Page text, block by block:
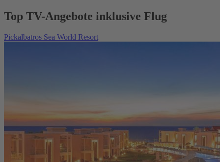
Top TV-Angebote inklusive Flug
Pickalbatros Sea World Resort